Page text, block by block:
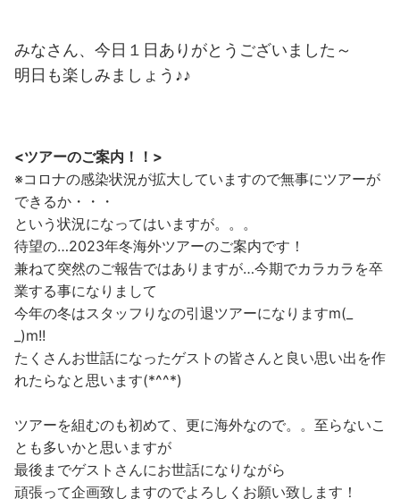
みなさん、今日１日ありがとうございました～
明日も楽しみましょう♪♪
<ツアーのご案内！！>
※コロナの感染状況が拡大していますので無事にツアーが
できるか・・・
という状況になってはいますが。。。
待望の…2023年冬海外ツアーのご案内です！
兼ねて突然のご報告ではありますが…今期でカラカラを卒
業する事になりまして
今年の冬はスタッフりなの引退ツアーになりますm(_
_)m!!
たくさんお世話になったゲストの皆さんと良い思い出を作
れたらなと思います(*^^*)
ツアーを組むのも初めて、更に海外なので。。至らないこ
とも多いかと思いますが
最後までゲストさんにお世話になりながら
頑張って企画致しますのでよろしくお願い致します！